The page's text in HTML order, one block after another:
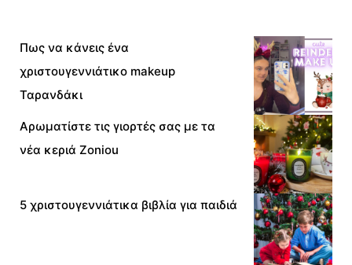
Πως να κάνεις ένα
χριστουγεννιάτικο makeup
Ταρανδάκι
Αρωματίστε τις γιορτές σας με τα
νέα κεριά Zoniou
5 χριστουγεννιάτικα βιβλία για παιδιά